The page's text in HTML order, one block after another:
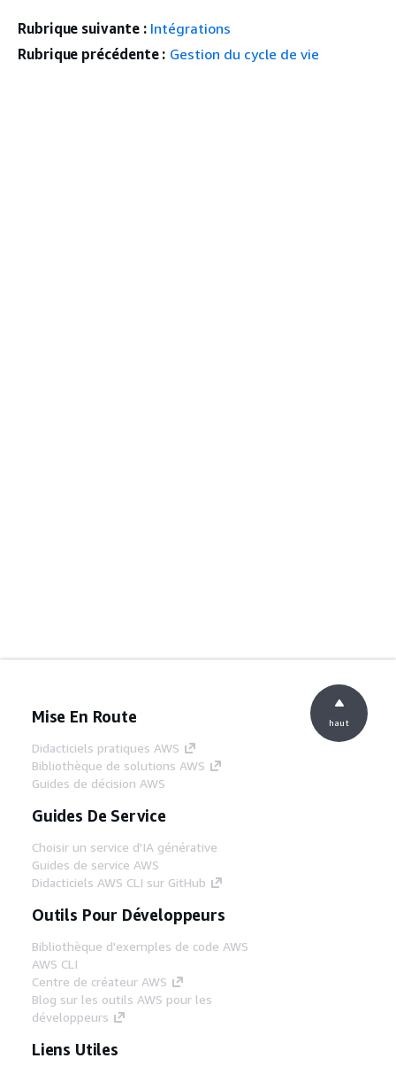
Rubrique suivante : Intégrations
Rubrique précédente : Gestion du cycle de vie
Mise En Route
Didacticiels pratiques AWS
Bibliothèque de solutions AWS
Guides de décision AWS
Guides De Service
Choisir un service d'IA générative
Guides de service AWS
Didacticiels AWS CLI sur GitHub
Outils Pour Développeurs
Bibliothèque d'exemples de code AWS
AWS CLI
Centre de créateur AWS
Blog sur les outils AWS pour les
développeurs
Liens Utiles
haut